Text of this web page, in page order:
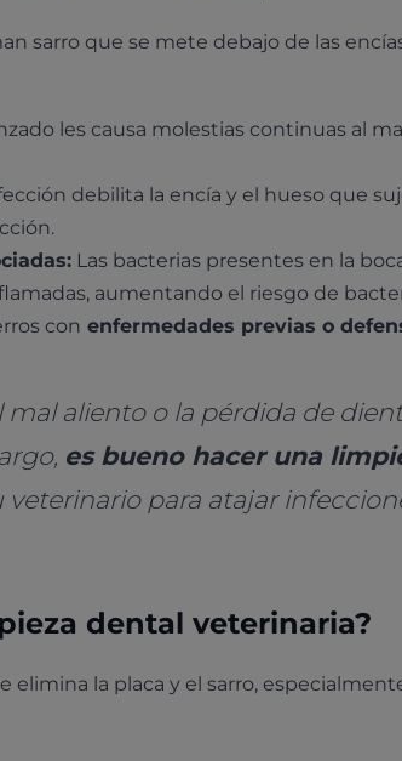
sarro que se mete debajo de las
les causa molestias continuas al
debilita la encía y el hueso que
Las bacterias presentes en la
aumentando el riesgo de
con enfermedades previas o
aliento o la pérdida de
es bueno hacer una
para atajar
dental veterinaria?
elimina la placa y el sarro,